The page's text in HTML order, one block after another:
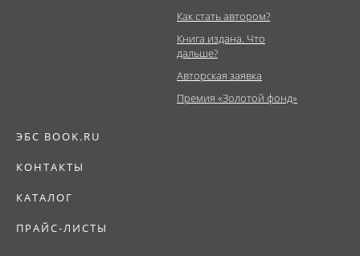
Как стать автором?
Книга издана. Что
дальше?
Авторская заявка
Премия «Золотой фонд»
ЭБС BOOK.RU
КОНТАКТЫ
КАТАЛОГ
ПРАЙС-ЛИСТЫ